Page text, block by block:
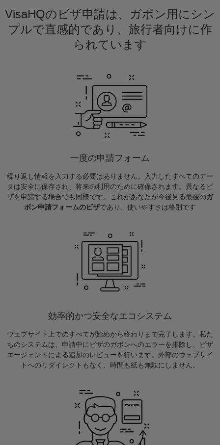
VisaHQのビザ申請は、ガボン用にシン
プルで直感的であり、旅行者向けに作
られています
一度の申請フォーム
繰り返し情報を入力する必要はありません。入力したすべてのデー
タは安全に保存され、将来の利用のために確保されます。異なるビ
ザを申請する場合でも同様です。これがあなたが今後見る最後のガ
ボン申請フォームのビザであり、使いやすさは格別です
効率的かつ安全なエコシステム
ウェブサイト上でのすべてが始めから終わりまで完了します。私た
ちのシステムは、申請中にビザのガボンへのエラーを排除し、ビザ
エージェントによる追加のレビューを行います。外部のウェブサイ
トへのリダイレクトもなく、時間も紙も無駄にしません。